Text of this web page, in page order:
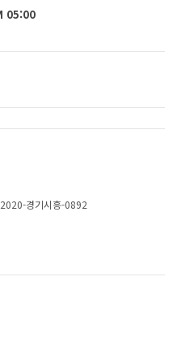
05:00
경기시흥-0892